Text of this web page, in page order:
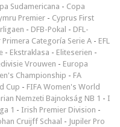
Sudamericana - Copa
Premier - Cyprus First
- DFB-Pokal - DFL-
Primera Categoría Serie A - EFL
- Ekstraklasa - Eliteserien -
Vrouwen - Europa
Championship - FA
Cup - FIFA Women's World
Nemzeti Bajnokság NB 1 - I
1 - Irish Premier Division -
Cruijff Schaal - Jupiler Pro